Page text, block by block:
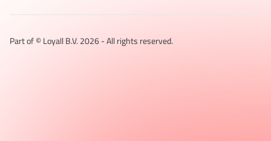
Part of © Loyall B.V. 2026 - All rights reserved.